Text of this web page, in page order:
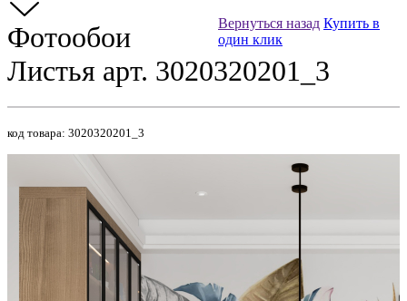
Вернуться назад Купить в
один клик
Фотообои
Листья арт. 3020320201_3
код товара: 3020320201_3